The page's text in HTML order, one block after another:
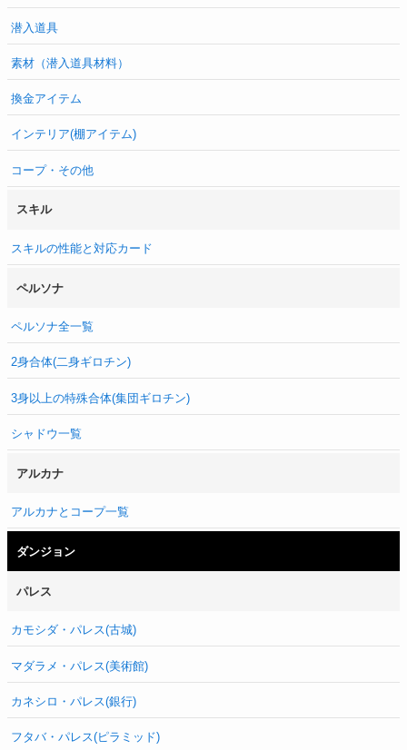
潜入道具
素材（潜入道具材料）
換金アイテム
インテリア(棚アイテム)
コープ・その他
スキル
スキルの性能と対応カード
ペルソナ
ペルソナ全一覧
2身合体(二身ギロチン)
3身以上の特殊合体(集団ギロチン)
シャドウ一覧
アルカナ
アルカナとコープ一覧
ダンジョン
パレス
カモシダ・パレス(古城)
マダラメ・パレス(美術館)
カネシロ・パレス(銀行)
フタバ・パレス(ピラミッド)